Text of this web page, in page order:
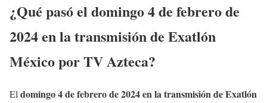
¿Qué pasó el domingo 4 de febrerode
2024 en la transmisión de Exatlón
Méxicopor TV Azteca?
Eldomingo 4 de febrerode 2024 en la transmisión de Exatlón